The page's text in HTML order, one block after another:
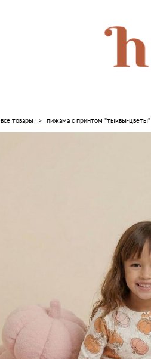
все товары > пижама с принтом "тыквы-цветы"